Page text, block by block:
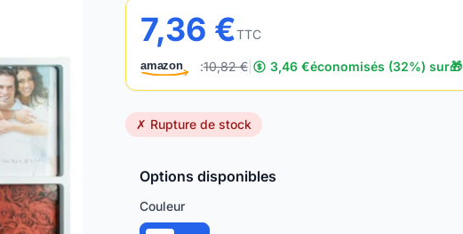
7,36 €TTC
amazon :10,82 €| 3,46 €économisés (32%) sur🎁
✗ Rupture de stock
Options disponibles
Couleur